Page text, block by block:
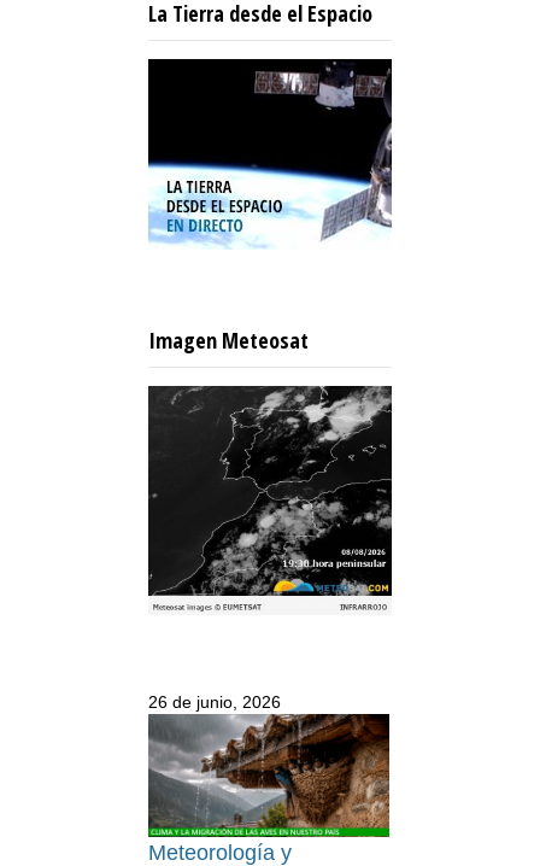
La Tierra desde el Espacio
Imagen Meteosat
26 de junio, 2026
Meteorología y